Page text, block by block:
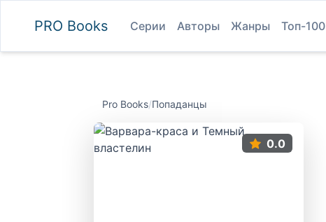
PRO Books Серии Авторы Жанры Топ-100
Pro Books/Попаданцы
0.0